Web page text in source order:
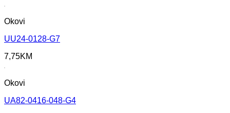
Okovi
UU24-0128-G7
7,75KM
Okovi
UA82-0416-048-G4